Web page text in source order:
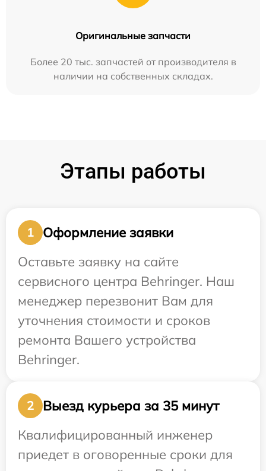
Оригинальные запчасти
Более 20 тыс. запчастей от производителя в
наличии на собственных складах.
Этапы работы
1
Оформление заявки
Оставьте заявку на сайте
сервисного центра Behringer. Наш
менеджер перезвонит Вам для
уточнения стоимости и сроков
ремонта Вашего устройства
Behringer.
2
Выезд курьера за 35 минут
Квалифицированный инженер
приедет в оговоренные сроки для